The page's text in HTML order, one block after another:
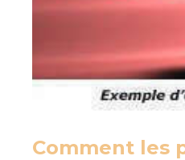
Comment les